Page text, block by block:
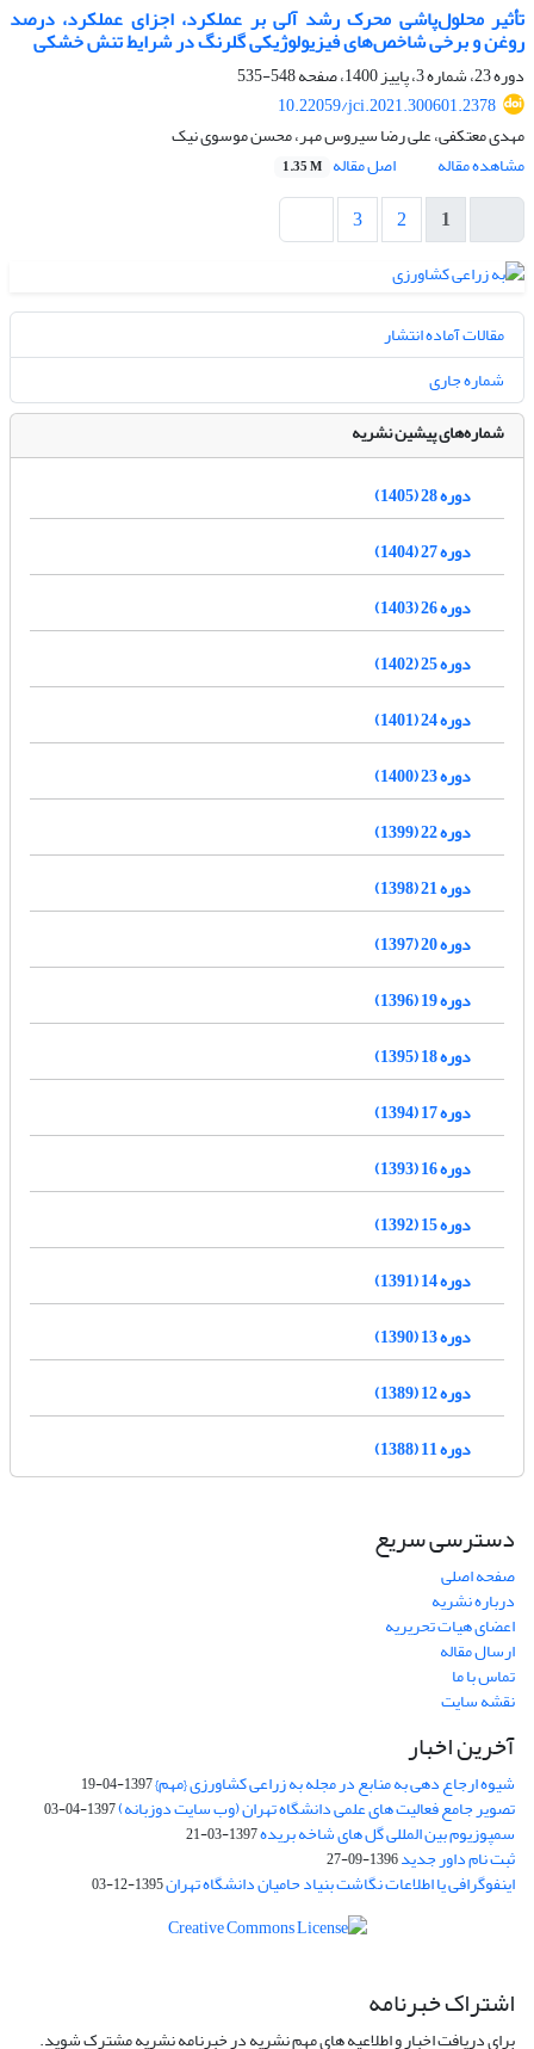
تأثیر محلول‌پاشی محرک رشد آلی بر عملکرد، اجزای عملکرد، درصد
روغن و برخی شاخص‌های فیزیولوژیکی گلرنگ در شرایط تنش خشکی
دوره 23، شماره 3، پاییز 1400، صفحه
548-535
10.22059/jci.2021.300601.2378
مهدی معتکفی، علی رضا سیروس مهر، محسن موسوی نیک
مشاهده مقاله
اصل مقاله 1.35 M
1
2
3
مقالات آماده انتشار
شماره جاری
شماره‌های پیشین نشریه
دوره 28 (1405)
دوره 27 (1404)
دوره 26 (1403)
دوره 25 (1402)
دوره 24 (1401)
دوره 23 (1400)
دوره 22 (1399)
دوره 21 (1398)
دوره 20 (1397)
دوره 19 (1396)
دوره 18 (1395)
دوره 17 (1394)
دوره 16 (1393)
دوره 15 (1392)
دوره 14 (1391)
دوره 13 (1390)
دوره 12 (1389)
دوره 11 (1388)
دسترسی سریع
صفحه اصلی
درباره نشریه
اعضای هیات تحریریه
ارسال مقاله
تماس با ما
نقشه سایت
آخرین اخبار
شیوه ارجاع دهی به منابع در مجله به زراعی کشاورزی {مهم}1397-04-19
تصویر جامع فعالیت های علمی دانشگاه تهران (وب سایت دوزبانه)1397-04-03
سمپوزیوم بین المللی گل های شاخه بریده1397-03-21
ثبت نام داور جدید1396-09-27
اینفوگرافی یا اطلاعات نگاشت بنیاد حامیان دانشگاه تهران1395-12-03
اشتراک خبرنامه
برای دریافت اخبار و اطلاعیه های مهم نشریه در خبرنامه نشریه مشترک شوید.